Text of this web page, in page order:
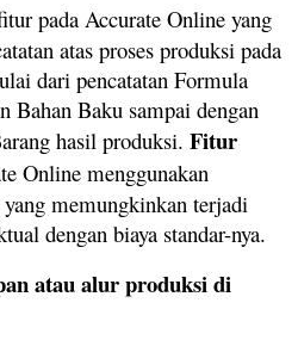
pada Accurate Online yang
atas proses produksi pada
dari pencatatan Formula
Bahan Baku sampai dengan
hasil produksi. Fitur
Online menggunakan
memungkinkan terjadi
dengan biaya standar-nya.
atau alur produksi di